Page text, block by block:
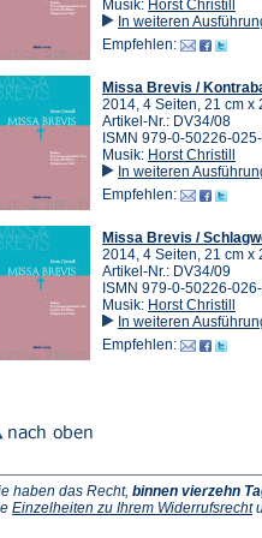
Musik: Horst Christill
In weiteren
Empfehlen:
Missa Brevis /
2014, 4 Seiten, 21 cm x
Artikel-Nr.: DV34/08
ISMN 979-0-50226-
Musik: Horst Christill
In weiteren
Empfehlen:
Missa Brevis /
2014, 4 Seiten, 21 cm x
Artikel-Nr.: DV34/09
ISMN 979-0-50226-
Musik: Horst Christill
In weiteren
Empfehlen:
haben das Recht, binnen vierzehn
Einzelheiten zu Ihrem Widerrufsrecht